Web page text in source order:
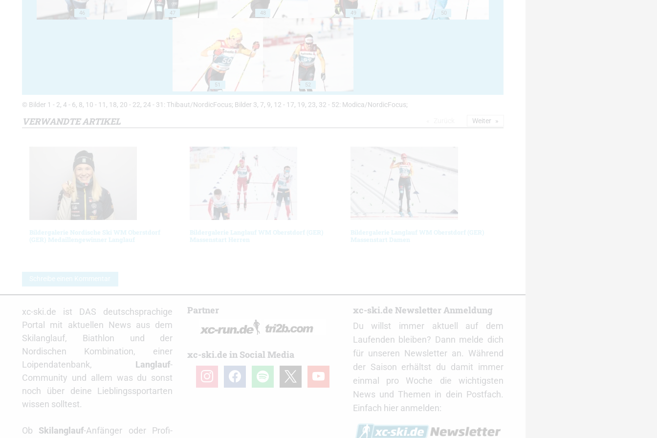
46 47 48 49 50
51 52
© Bilder 1 - 2, 4 - 6, 8, 10 - 11, 18, 20 - 22, 24 - 31: Thibaut/NordicFocus; Bilder 3, 7, 9, 12 - 17, 19, 23, 32 - 52: Modica/NordicFocus;
VERWANDTE ARTIKEL
Bildergalerie Nordische Ski WM Oberstdorf
(GER) Medaillengewinner Langlauf
Bildergalerie Langlauf WM Oberstdorf (GER)
Massenstart Herren
Bildergalerie Langlauf WM Oberstdorf (GER)
Massenstart Damen
Weiter
Schreibe einen Kommentar
xc-ski.de ist DAS deutschsprachige
Portal mit aktuellen News aus dem
Skilanglauf, Biathlon und der
Nordischen Kombination, einer
Loipendatenbank, Langlauf-
Community und allem was du sonst
noch über deine Lieblingssportarten
wissen solltest.
Ob Skilanglauf-Anfänger oder Profi-
Partner
xc-ski.de in Social Media
instagramfacebookspotify youtube
xc-ski.de Newsletter Anmeldung
Du willst immer aktuell auf dem
Laufenden bleiben? Dann melde dich
für unseren Newsletter an. Während
der Saison erhältst du damit immer
einmal pro Woche die wichtigsten
News und Themen in dein Postfach.
Einfach hier anmelden: